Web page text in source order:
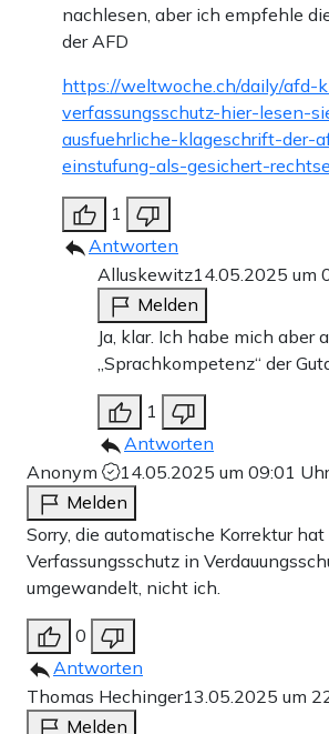
nachlesen, aber ich empfehle
der AFD
https://weltwoche.ch/daily/afd-
verfassungsschutz-hier-lesen-
ausfuehrliche-klageschrift-der-
einstufung-als-gesichert-
1
Antworten
Alluskewitz14.05.2025 um
Melden
Ja, klar. Ich habe mich aber
„Sprachkompetenz“ der
1
Antworten
Anonym
14.05.2025 um 09:01
Melden
Sorry, die automatische Korrektur hat
Verfassungsschutz in
umgewandelt, nicht ich.
0
Antworten
Thomas Hechinger13.05.2025 um
Melden